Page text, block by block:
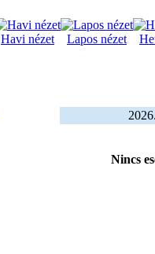
Havi nézet Lapos nézet
Nincs